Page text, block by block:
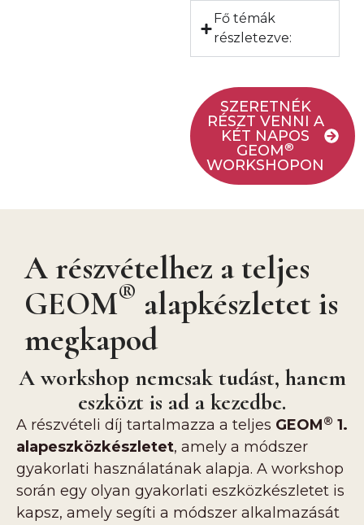
Fő témák
részletezve:
SZERETNÉK
RÉSZT VENNI A
KÉT NAPOS
GEOM®
WORKSHOPON
A részvételhez a teljes
GEOM® alapkészletet is
megkapod
A workshop nemcsak tudást, hanem
eszközt is ad a kezedbe.
A részvételi díj tartalmazza a teljes GEOM® 1.
alapeszközkészletet, amely a módszer
gyakorlati használatának alapja. A workshop
során egy olyan gyakorlati eszközkészletet is
kapsz, amely segíti a módszer alkalmazását